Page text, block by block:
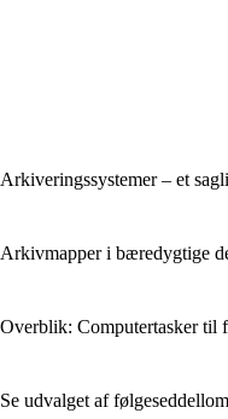
Arkiveringssystemer – et
Arkivmapper i bæredygtige
Overblik: Computertasker til
Se udvalget af